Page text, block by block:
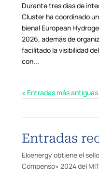
Durante tres días de
Cluster ha coordinado
bienal European
2026, además de
facilitado la visibilidad
con...
« Entradas más antiguas
Entradas
Ekienergy obtiene el
Compenso» 2024 del